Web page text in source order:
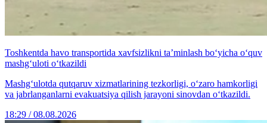
Toshkentda havo transportida xavfsizlikni ta’minlash bo‘yicha o‘quv
mashg‘uloti o‘tkazildi
Mashg‘ulotda qutqaruv xizmatlarining tezkorligi, o‘zaro hamkorligi
va jabrlanganlarni evakuatsiya qilish jarayoni sinovdan o‘tkazildi.
18:29 / 08.08.2026